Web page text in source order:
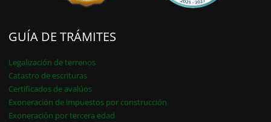
GUÍA DE TRÁMITES
Legalización de terrenos
Catastro de escrituras
Certificados de avalúos
Exoneración de impuestos por construcción
Exoneración por tercera edad